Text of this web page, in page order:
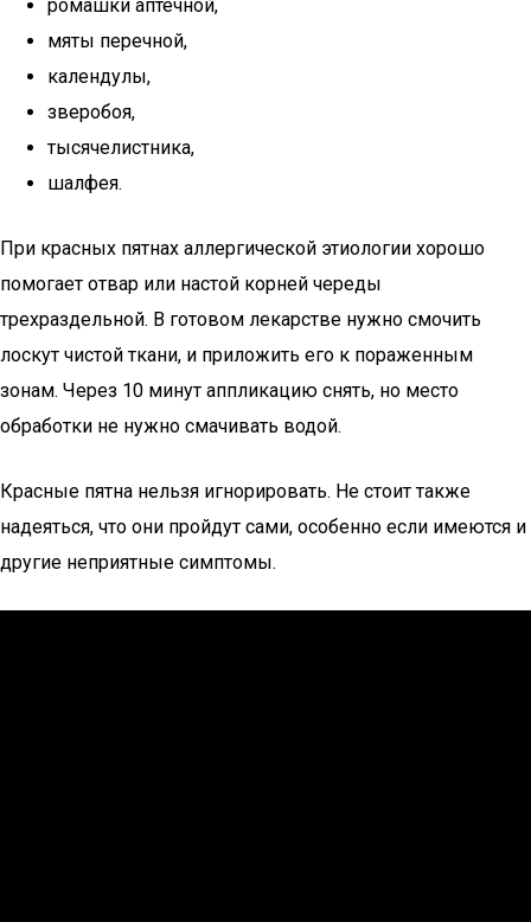
ромашки аптечной,
мяты перечной,
календулы,
зверобоя,
тысячелистника,
шалфея.
При красных пятнах аллергической этиологии хорошо
помогает отвар или настой корней череды
трехраздельной. В готовом лекарстве нужно смочить
лоскут чистой ткани, и приложить его к пораженным
зонам. Через 10 минут аппликацию снять, но место
обработки не нужно смачивать водой.
Красные пятна нельзя игнорировать. Не стоит также
надеяться, что они пройдут сами, особенно если имеются и
другие неприятные симптомы.